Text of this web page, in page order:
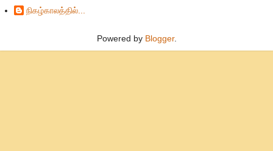
நிகழ்காலத்தில்...
Powered by Blogger.